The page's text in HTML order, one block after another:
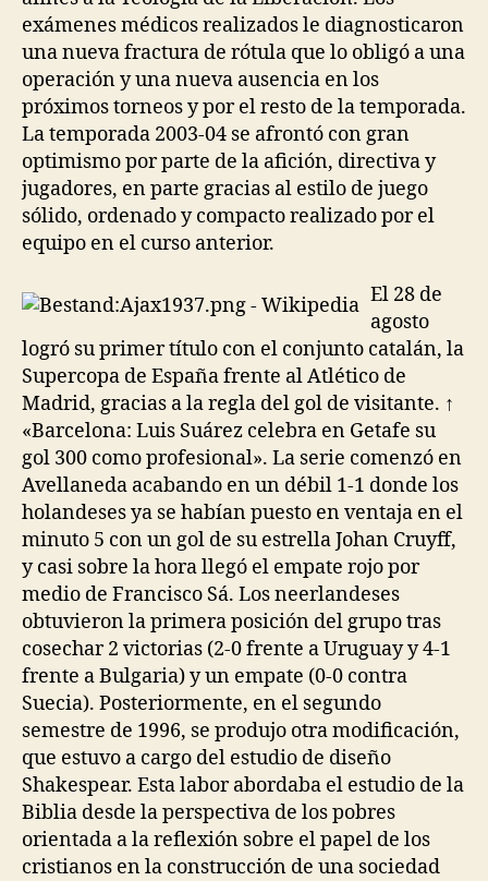
exámenes médicos realizados le diagnosticaron
una nueva fractura de rótula que lo obligó a una
operación y una nueva ausencia en los
próximos torneos y por el resto de la temporada.
La temporada 2003-04 se afrontó con gran
optimismo por parte de la afición, directiva y
jugadores, en parte gracias al estilo de juego
sólido, ordenado y compacto realizado por el
equipo en el curso anterior.
El 28 de
agosto
logró su primer título con el conjunto catalán, la
Supercopa de España frente al Atlético de
Madrid, gracias a la regla del gol de visitante. ↑
«Barcelona: Luis Suárez celebra en Getafe su
gol 300 como profesional». La serie comenzó en
Avellaneda acabando en un débil 1-1 donde los
holandeses ya se habían puesto en ventaja en el
minuto 5 con un gol de su estrella Johan Cruyff,
y casi sobre la hora llegó el empate rojo por
medio de Francisco Sá. Los neerlandeses
obtuvieron la primera posición del grupo tras
cosechar 2 victorias (2-0 frente a Uruguay y 4-1
frente a Bulgaria) y un empate (0-0 contra
Suecia). Posteriormente, en el segundo
semestre de 1996, se produjo otra modificación,
que estuvo a cargo del estudio de diseño
Shakespear. Esta labor abordaba el estudio de la
Biblia desde la perspectiva de los pobres
orientada a la reflexión sobre el papel de los
cristianos en la construcción de una sociedad